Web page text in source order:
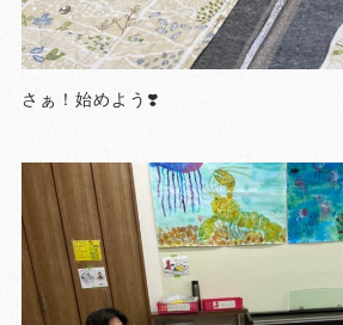
さぁ！始めよう❣️